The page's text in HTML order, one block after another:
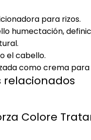
para rizos.
humectación,
el cabello.
como crema
relacionados
Colore